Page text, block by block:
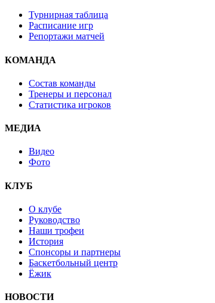
Турнирная таблица
Расписание игр
Репортажи матчей
КОМАНДА
Состав команды
Тренеры и персонал
Статистика игроков
МЕДИА
Видео
Фото
КЛУБ
О клубе
Руководство
Наши трофеи
История
Спонсоры и партнеры
Баскетбольный центр
Ёжик
НОВОСТИ